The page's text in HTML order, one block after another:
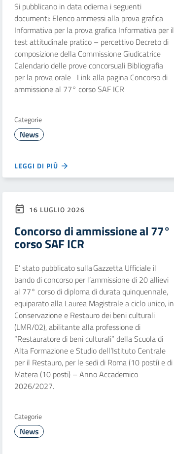
Si pubblicano in data odierna i seguenti
documenti: Elenco ammessi alla prova grafica
Informativa per la prova grafica Informativa per il
test attitudinale pratico – percettivo Decreto di
composizione della Commissione Giudicatrice
Calendario delle prove concorsuali Bibliografia
per la prova orale Link alla pagina Concorso di
ammissione al 77° corso SAF ICR
Categorie
News
LEGGI DI PIÙ
16 LUGLIO 2026
Concorso di ammissione al 77°
corso SAF ICR
E’ stato pubblicato sulla Gazzetta Ufficiale il
bando di concorso per l’ammissione di 20 allievi
al 77° corso di diploma di durata quinquennale,
equiparato alla Laurea Magistrale a ciclo unico, in
Conservazione e Restauro dei beni culturali
(LMR/02), abilitante alla professione di
“Restauratore di beni culturali” della Scuola di
Alta Formazione e Studio dell’Istituto Centrale
per il Restauro, per le sedi di Roma (10 posti) e di
Matera (10 posti) – Anno Accademico
2026/2027.
Categorie
News